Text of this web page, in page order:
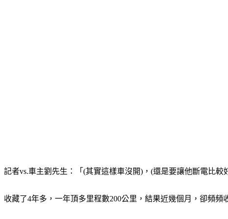
記者vs.車主劉先生：「(其實這樣車沒開)，(還是要讓他斷電比較
收藏了4年多，一年頂多里程數200公里，結果近幾個月，卻頻